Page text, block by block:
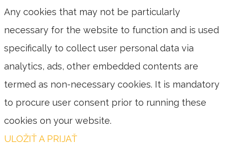
Any cookies that may not be particularly
necessary for the website to function and is used
specifically to collect user personal data via
analytics, ads, other embedded contents are
termed as non-necessary cookies. It is mandatory
to procure user consent prior to running these
cookies on your website.
ULOŽIŤ A PRIJAŤ